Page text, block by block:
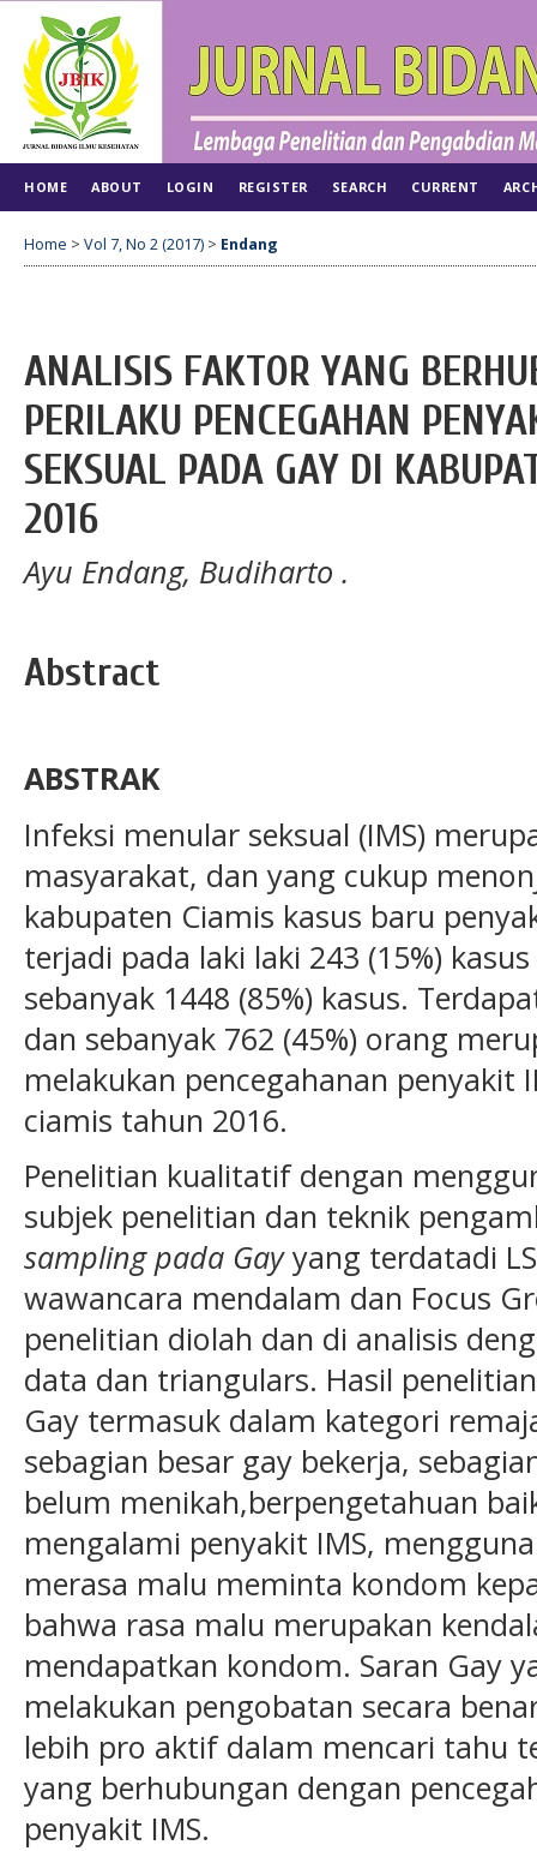
HOME ABOUT LOGIN REGISTER SEARCH CURRENT
Home > Vol 7, No 2 (2017) > Endang
ANALISIS FAKTOR YANG
PERILAKU PENCEGAHAN
SEKSUAL PADA GAY DI
2016
Ayu Endang, Budiharto .
Abstract
ABSTRAK
Infeksi menular seksual (IMS)
masyarakat, dan yang cukup
kabupaten Ciamis kasus baru
terjadi pada laki laki 243 (15%)
sebanyak 1448 (85%) kasus.
dan sebanyak 762 (45%) orang
melakukan pencegahanan penyakit
ciamis tahun 2016.
Penelitian kualitatif dengan
subjek penelitian dan teknik
sampling pada Gayyang terdatadi
wawancara mendalam dan Focus
penelitian diolah dan di analisis
data dan triangulars. Hasil
Gay termasuk dalam kategori
sebagian besar gay bekerja,
belum menikah,berpengetahuan
mengalami penyakit IMS,
merasa malu meminta kondom
bahwa rasa malu merupakan
mendapatkan kondom. Saran Gay
melakukan pengobatan secara
lebih pro aktif dalam mencari tahu
yang berhubungan dengan
penyakit IMS.